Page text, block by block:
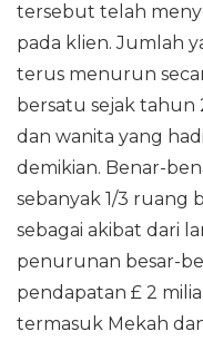
tersebut telah
pada klien. Jumlah
terus menurun
bersatu sejak tahun
dan wanita yang
demikian. Benar-
sebanyak 1/3 ruang
sebagai akibat dari
penurunan besar-
pendapatan £ 2
termasuk Mekah